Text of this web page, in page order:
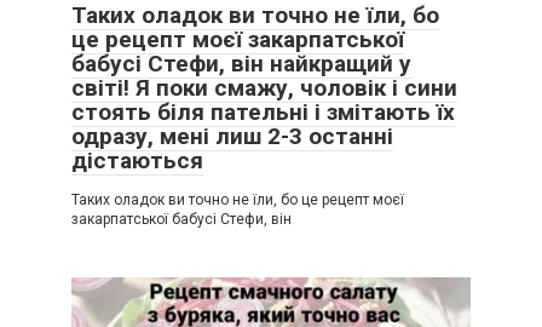
Таких оладок ви точно не їли, бо
це рецепт моєї закарпатської
бабусі Стефи, він найкращий у
світі! Я поки смажу, чоловік і сини
стоять біля пательні і змітають їх
одразу, мені лиш 2-3 останні
дістаються
Таких оладок ви точно не їли, бо це рецепт моєї
закарпатської бабусі Стефи, він